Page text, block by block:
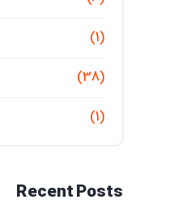
(1)
(38)
(1)
Recent Posts